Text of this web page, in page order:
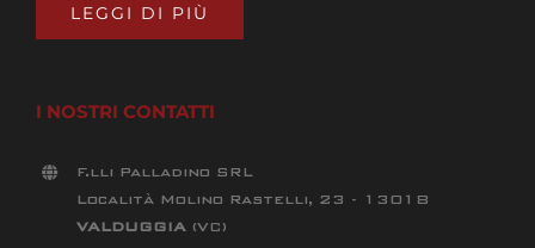
LEGGI DI PIÙ
I NOSTRI CONTATTI
F.lli Palladino SRL
Località Molino Rastelli, 23 - 13018
VALDUGGIA (VC)